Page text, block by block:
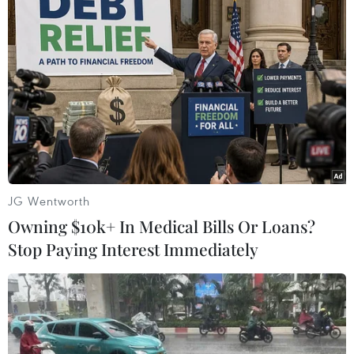
#Bộ tài chính Mỹ
#tín dụng ngân hàng
#Fed tăng lãi suất
#Silicon Valley Bank
#Signature Bank
#tiền gửi Mỹ
JG Wentworth
Owning $10k+ In Medical Bills Or Loans?
Stop Paying Interest Immediately